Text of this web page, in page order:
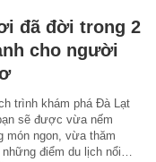
đã đời trong 2
cho người
trình khám phá Đà Lạt
sẽ được vừa nếm
món ngon, vừa thăm
điểm du lịch nổi…